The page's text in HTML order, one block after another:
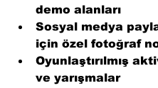
demo alanları
Sosyal medya
için özel fotoğraf
Oyunlaştırılmış
ve yarışmalar